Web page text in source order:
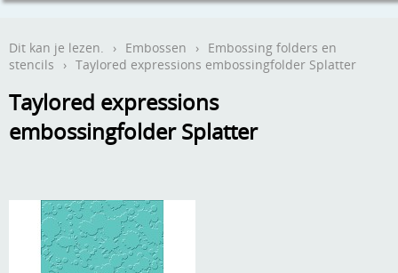
Contact
Webwinkel
Andere
Boeken en magazines
Verzend - en verpakkingsk
Mijn account
Dit kan je lezen. › Embossen › Embossing folders en
stencils
› Taylored expressions embossingfolder Splatter
Taylored expressions
embossingfolder Splatter